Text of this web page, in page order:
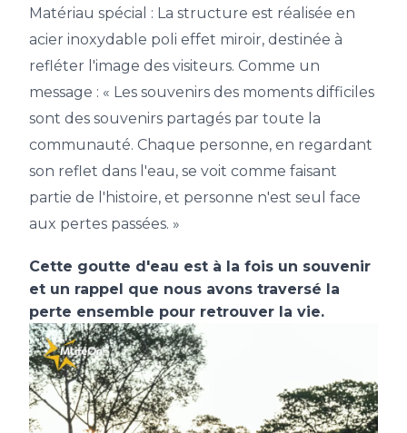
Matériau spécial : La structure est réalisée en
acier inoxydable poli effet miroir, destinée à
refléter l'image des visiteurs. Comme un
message : « Les souvenirs des moments difficiles
sont des souvenirs partagés par toute la
communauté. Chaque personne, en regardant
son reflet dans l'eau, se voit comme faisant
partie de l'histoire, et personne n'est seul face
aux pertes passées. »
Cette goutte d'eau est à la fois un souvenir
et un rappel que nous avons traversé la
perte ensemble pour retrouver la vie.